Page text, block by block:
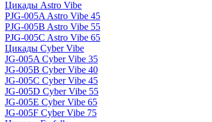
Цикады Astro Vibe
PJG-005A Astro Vibe 45
PJG-005B Astro Vibe 55
PJG-005C Astro Vibe 65
Цикады Cyber Vibe
JG-005A Cyber Vibe 35
JG-005B Cyber Vibe 40
JG-005C Cyber Vibe 45
JG-005D Cyber Vibe 55
JG-005E Cyber Vibe 65
JG-005F Cyber Vibe 75